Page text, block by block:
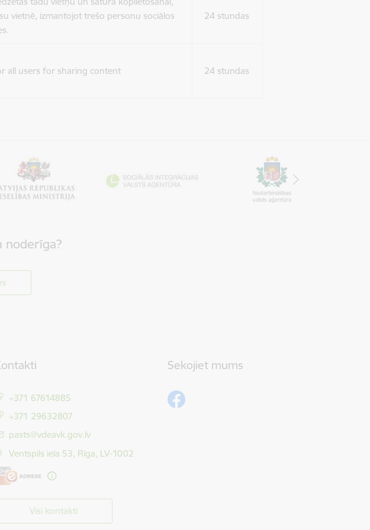
vietnē, izmantojot trešo personu sociālos
24 stundas
all users for sharing content 24 stundas
noderīga?
+371 67614885
+371 29632807
E-pasts:
pasts@vdeavk.gov.lv
Ventspils iela 53, Rīga, LV-1002
Visi kontakti
Sekojiet mums